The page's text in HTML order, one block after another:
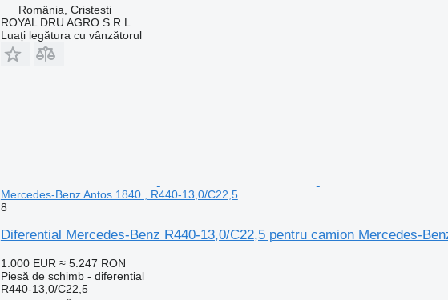
România, Cristesti
ROYAL DRU AGRO S.R.L.
Luați legătura cu vânzătorul
Mercedes-Benz Antos 1840 , R440-13,0/C22,5
8
Diferential Mercedes-Benz R440-13,0/C22,5 pentru camion Mercedes-
1.000 EUR ≈ 5.247 RON
Piesă de schimb - diferential
R440-13,0/C22,5